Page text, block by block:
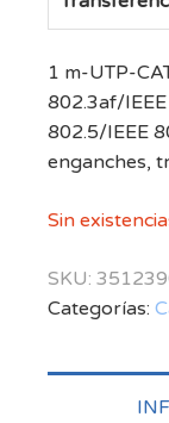
1 m-UTP-
802.3af/
802.5/IEEE
enganches,
Sin
SKU:
Categorías: